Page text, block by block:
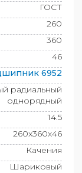
ГОСТ
260
360
46
6952
радиальный
однорядный
14.5
260x360x46
Качения
Шариковый